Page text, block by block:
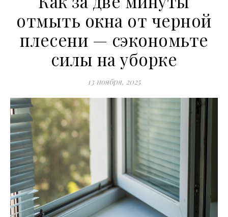
отмыть окна от черной
плесени — сэкономьте
силы на уборке
13 ноября, 2025